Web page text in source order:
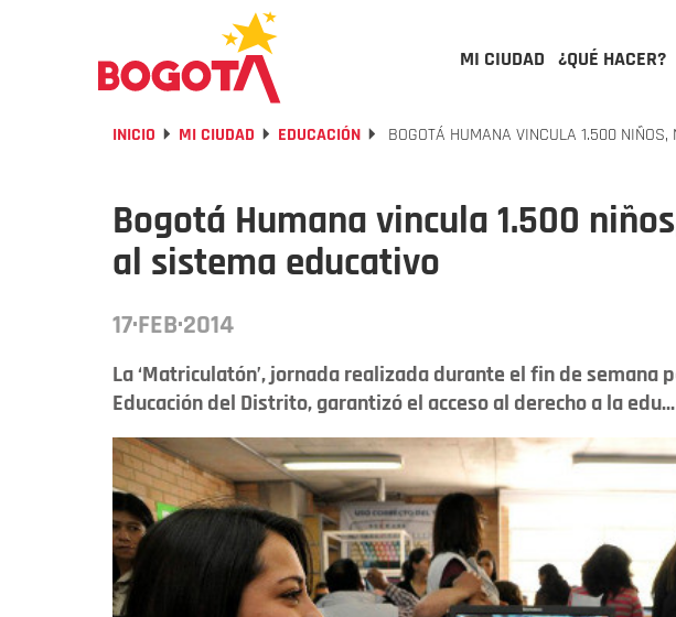
MI CIUDAD ¿QUÉ HACER?
INICIO MI CIUDAD EDUCACIÓN BOGOTÁ HUMANA VINCULA 1.500
Bogotá Humana vincula 1.500
al sistema educativo
17·FEB·2014
La ‘Matriculatón’, jornada realizada durante el fin de semana
Educación del Distrito, garantizó el acceso al derecho a la edu...